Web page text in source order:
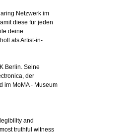
Netzwerk im
diese für jeden
deine
als Artist-in-
Berlin. Seine
der
im MoMA - Museum
and
truthful witness